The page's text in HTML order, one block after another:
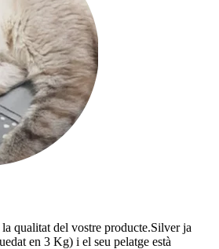
qualitat del vostre producte.Silver ja
en 3 Kg) i el seu pelatge està